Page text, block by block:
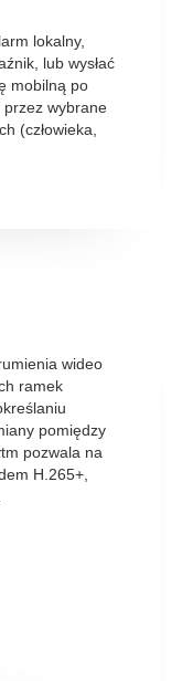
lokalny,
lub wysłać
mobilną po
przez wybrane
(człowieka,
wideo
ramek
pomiędzy
pozwala na
H.265+,